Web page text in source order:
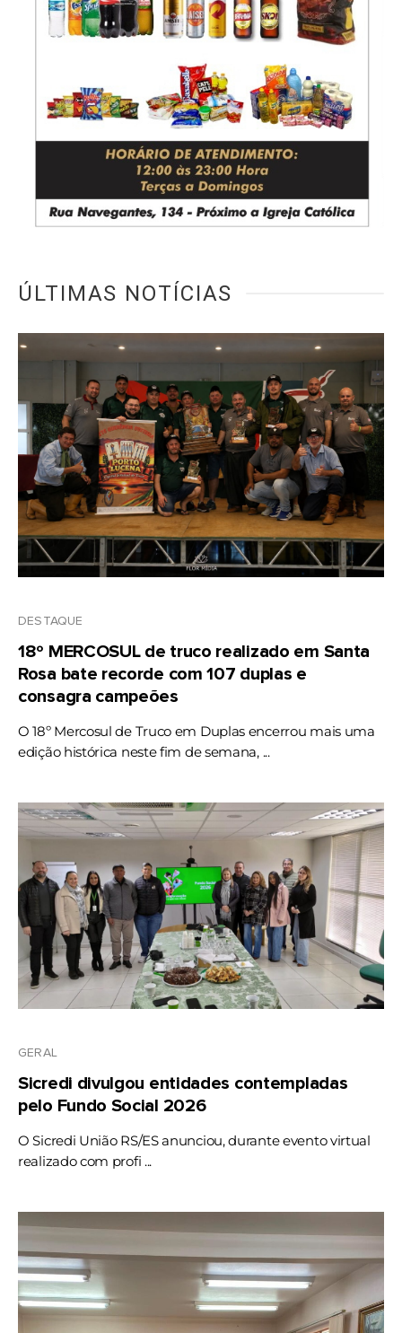
ÚLTIMAS NOTÍCIAS
DESTAQUE
18º MERCOSUL de truco realizado em Santa
Rosa bate recorde com 107 duplas e
consagra campeões
O 18º Mercosul de Truco em Duplas encerrou mais uma
edição histórica neste fim de semana, ...
GERAL
Sicredi divulgou entidades contempladas
pelo Fundo Social 2026
O Sicredi União RS/ES anunciou, durante evento virtual
realizado com profi ...